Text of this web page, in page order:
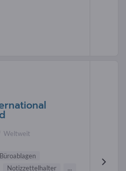
Weltweit
Büroablagen
Notizzettelhalter ...